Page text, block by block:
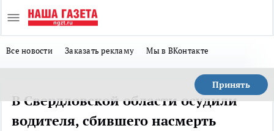
Все новости Заказать рекламу Мы в ВКонтакте
Принять
В Свердловской области осудили
водителя, сбившего насмерть